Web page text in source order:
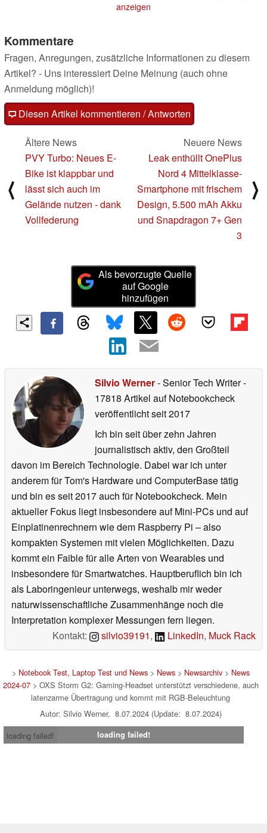
anzeigen
Kommentare
Fragen, Anregungen, zusätzliche Informationen zu diesem
Artikel? - Uns interessiert Deine Meinung (auch ohne
Anmeldung möglich)!
Diesen Artikel kommentieren / Antworten
⟨
Ältere News
PVY Turbo: Neues E-
Bike ist klappbar und
lässt sich auch im
Gelände nutzen - dank
Vollfederung
Neuere News
Leak enthüllt OnePlus
Nord 4 Mittelklasse-
Smartphone mit frischem
Design, 5.500 mAh Akku
und Snapdragon 7+ Gen
3
⟩
Als bevorzugte Quelle
auf Google
hinzufügen
Silvio Werner- Senior Tech Writer-
17818 Artikel auf Notebookcheck
veröffentlichtseit 2017
Ich bin seit über zehn Jahren
journalistisch aktiv, den Großteil
davon im Bereich Technologie. Dabei war ich unter
anderem für Tom's Hardware und ComputerBase tätig
und bin es seit 2017 auch für Notebookcheck. Mein
aktueller Fokus liegt insbesondere auf Mini-PCs und auf
Einplatinenrechnern wie dem Raspberry Pi – also
kompakten Systemen mit vielen Möglichkeiten. Dazu
kommt ein Faible für alle Arten von Wearables und
insbesondere für Smartwatches. Hauptberuflich bin ich
als Laboringenieur unterwegs, weshalb mir weder
naturwissenschaftliche Zusammenhänge noch die
Interpretation komplexer Messungen fern liegen.
Kontakt:
silvio39191, LinkedIn, Muck Rack
> Notebook Test, Laptop Test und News> News> Newsarchiv> News
2024-07> OXS Storm G2: Gaming-Headset unterstützt verschiedene, auch
latenzarme Übertragung und kommt mit RGB-Beleuchtung
Autor: Silvio Werner, 8.07.2024 (Update: 8.07.2024)
loading failed!
loading failed!